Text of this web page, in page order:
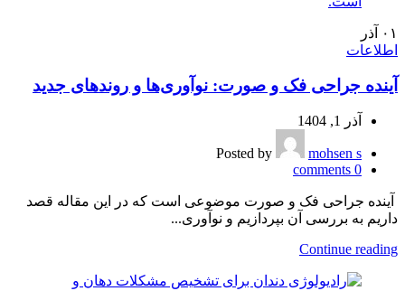
۰۱
آذر
اطلاعات
آینده جراحی فک و صورت: نوآوری‌ها و روندهای جدید
آذر 1, 1404
Posted by
mohsen s
0
comments
آینده جراحی فک و صورت موضوعی است که در این مقاله قصد
داریم به بررسی آن بپردازیم و نوآوری‌...
Continue reading